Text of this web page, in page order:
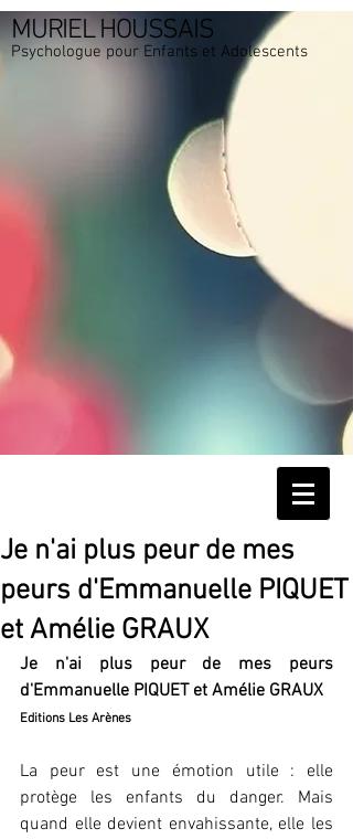
MURIEL HOUSSAIS
Psychologue pour Enfants et Adolescents
Je n'ai plus peur de mes
peurs d'Emmanuelle PIQUET
et Amélie GRAUX
Je n'ai plus peur de mes peurs
d'Emmanuelle PIQUET et Amélie GRAUX
Editions Les Arènes
La peur est une émotion utile : elle
protège les enfants du danger. Mais
quand elle devient envahissante, elle les